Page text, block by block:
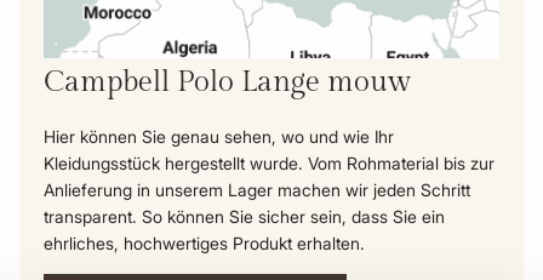
Campbell Polo Lange mouw
Hier können Sie genau sehen, wo und wie Ihr
Kleidungsstück hergestellt wurde. Vom Rohmaterial bis zur
Anlieferung in unserem Lager machen wir jeden Schritt
transparent. So können Sie sicher sein, dass Sie ein
ehrliches, hochwertiges Produkt erhalten.